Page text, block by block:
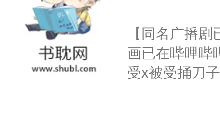
不愧是大佬
悉，嗷？这不
可以先看仙帝
名蛇蛇，跟
不知道，那小
头，魔尊墨宴
宴：柳折枝你
【同名广播
画已在哔哩哔
受x被受捅刀